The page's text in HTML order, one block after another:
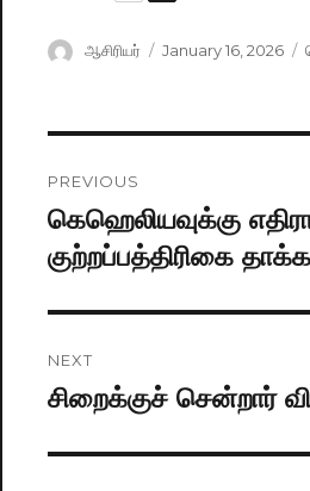
Author
ஆசிரியர்
Posted
January 16, 2026
navigation
PREVIOUS
Previous
post:
கெஹெலியவுக்கு
குற்றப்பத்திரிகை
NEXT
Next
சிறைக்குச் சென்றார்